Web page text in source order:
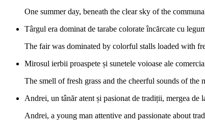
One summer day, beneath the clear sky of the
Târgul era dominat de tarabe colorate încărcate cu
The fair was dominated by colorful stalls loaded with
Mirosul ierbii proaspete și sunetele voioase ale
The smell of fresh grass and the cheerful sounds of the
Andrei, un tânăr atent și pasionat de tradiții, mergea de
Andrei, a young man attentive and passionate about